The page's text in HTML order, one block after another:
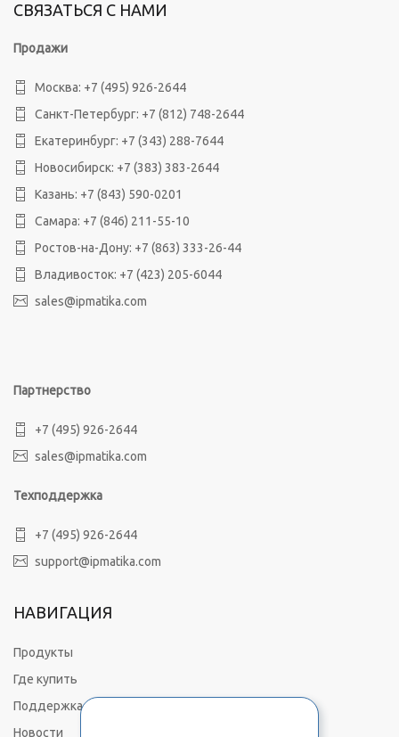
СВЯЗАТЬСЯ С НАМИ
Продажи
Москва: +7 (495) 926-2644
Санкт-Петербург: +7 (812) 748-2644
Екатеринбург: +7 (343) 288-7644
Новосибирск: +7 (383) 383-2644
Казань: +7 (843) 590-0201
Самара: +7 (846) 211-55-10
Ростов-на-Дону: +7 (863) 333-26-44
Владивосток: +7 (423) 205-6044
sales@ipmatika.com
Партнерство
+7 (495) 926-2644
sales@ipmatika.com
Техподдержка
+7 (495) 926-2644
support@ipmatika.com
НАВИГАЦИЯ
Продукты
Где купить
Поддержка
Новости